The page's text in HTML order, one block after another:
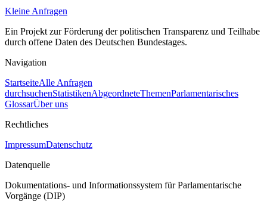
Kleine Anfragen
Ein Projekt zur Förderung der politischen Transparenz und Teilhabe
durch offene Daten des Deutschen Bundestages.
Navigation
StartseiteAlle Anfragen
durchsuchenStatistikenAbgeordneteThemenParlamentarisches
GlossarÜber uns
Rechtliches
ImpressumDatenschutz
Datenquelle
Dokumentations- und Informationssystem für Parlamentarische
Vorgänge (DIP)